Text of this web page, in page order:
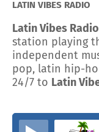
LATIN VIBES RADIO
Latin Vibes Radio
station playing
independent
pop, latin hip-
24/7 to Latin